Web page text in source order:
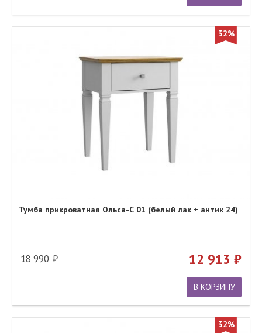
32%
Тумба прикроватная Ольса-С 01 (белый лак + антик 24)
18 990 12 913
В КОРЗИНУ
32%